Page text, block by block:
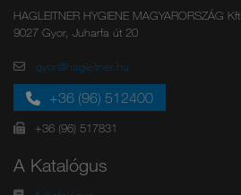
HAGLEITNER HYGIENE MAGYARORSZÁG Kft.
9027 Gyor, Juharfa út 20
gyor@hagleitner.hu
+36 (96) 512400
+36 (96) 517831
A Katalógus